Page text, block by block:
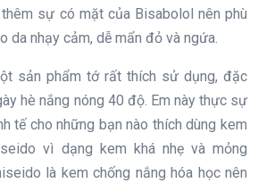
thêm sự có mặt của Bisabolol nên phù
da nhạy cảm, dễ mẩn đỏ và ngứa.
sản phẩm tớ rất thích sử dụng, đặc
hè nắng nóng 40 độ. Em này thực sự
tế cho những bạn nào thích dùng kem
vì dạng kem khá nhẹ và mỏng
là kem chống nắng hóa học nên